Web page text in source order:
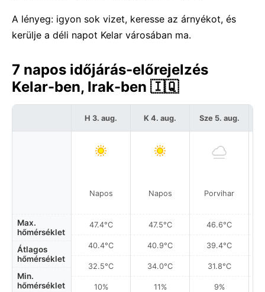
A lényeg: igyon sok vizet, keresse az árnyékot, és
kerülje a déli napot Kelar városában ma.
7 napos időjárás-előrejelzés
Kelar-ben, Irak-ben 🇮🇶
Max.
hőmérséklet
Átlagos
hőmérséklet
Min.
hőmérséklet
H 3. aug.
Napos
47.4°C
40.4°C
32.5°C
10%
K 4. aug.
Napos
47.5°C
40.9°C
34.0°C
11%
Sze 5. aug.
Porvihar
46.6°C
39.4°C
31.8°C
9%